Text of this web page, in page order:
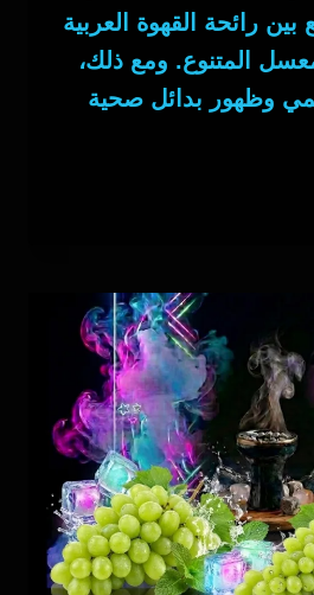
رائحة القهوة العربية
المتنوع. ومع ذلك،
وظهور بدائل صحية